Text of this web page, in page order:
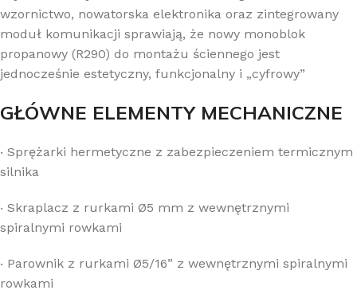
wzornictwo, nowatorska elektronika oraz zintegrowany
moduł komunikacji sprawiają, że nowy monoblok
propanowy (R290) do montażu ściennego jest
jednocześnie estetyczny, funkcjonalny i „cyfrowy”
GŁÓWNE ELEMENTY MECHANICZNE
‧ Sprężarki hermetyczne z zabezpieczeniem termicznym
silnika
‧ Skraplacz z rurkami Ø5 mm z wewnętrznymi
spiralnymi rowkami
‧ Parownik z rurkami Ø5/16” z wewnętrznymi spiralnymi
rowkami